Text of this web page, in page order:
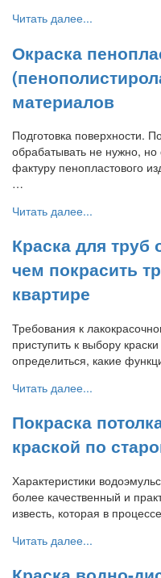
Читать далее...
Окраска
материалов
Подготовка поверхности.
обрабатывать не нужно,
фактуру пенопластового
…
Читать далее...
Краска для труб
чем покрасить
квартире
Требования к
приступить к выбору
определиться, какие
Читать далее...
Покраска
краской по
Характеристики
более качественный и
известь, которая в
Читать далее...